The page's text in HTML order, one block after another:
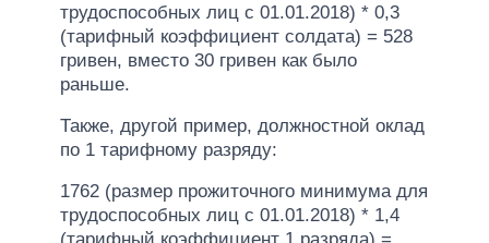
трудоспособных лиц с 01.01.2018) * 0,3
(тарифный коэффициент солдата) = 528
гривен, вместо 30 гривен как было
раньше.
Также, другой пример, должностной оклад
по 1 тарифному разряду:
1762 (размер прожиточного минимума для
трудоспособных лиц с 01.01.2018) * 1,4